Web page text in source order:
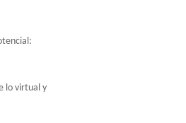
lo virtual y